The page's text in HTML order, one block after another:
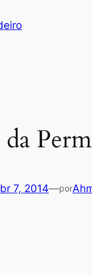
da
7, 2014—por